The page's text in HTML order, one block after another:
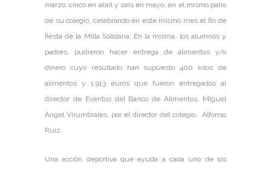
marzo, cinco en abril y seis en mayo, en el mismo patio
de su colegio, celebrando en este mismo mes el fin de
fiesta de la Milla Solidaria. En la misma, los alumnos y
padres, pudieron hacer entrega de alimentos y/o
dinero cuyo resultado han supuesto 400 kilos de
alimentos y 1.913 euros que fueron entregados al
director de Eventos del Banco de Alimentos, Miguel
Ángel Virumbrales, por el director del colegio, Alfonso
Ruiz.
Una acción deportiva que ayuda a cada uno de los